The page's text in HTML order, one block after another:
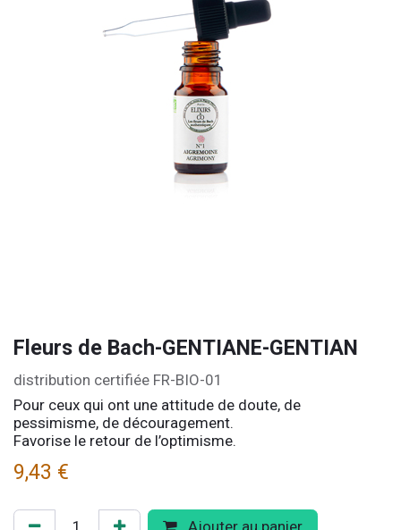
Fleurs de Bach-GENTIANE-GENTIAN
distribution certifiée FR-BIO-01
Pour ceux qui ont une attitude de doute, de
pessimisme, de découragement.
Favorise le retour de l’optimisme.
9,43 €
Ajouter au panier